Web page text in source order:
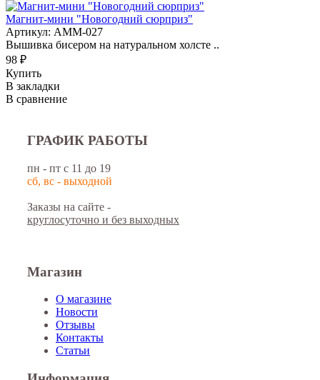
Магнит-мини "Новогодний сюрприз"
Артикул: АММ-027
Вышивка бисером на натуральном холсте ..
98 ₽
Купить
В закладки
В сравнение
ГРАФИК РАБОТЫ
пн - пт с 11 до 19
сб, вс - выходной
Заказы на сайте -
круглосуточно и без выходных
Магазин
О магазине
Новости
Отзывы
Контакты
Статьи